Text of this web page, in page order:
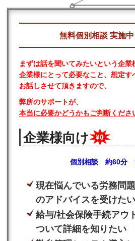
無料個別相談 実施中
まずは話を聞いてみたいという企業
企業様にとって必要なこと、想定
お話しさせて頂きますので、
弊所のサポートが、
本当に必要かどうかもご判断くださ
企業様向け
個別相談 約60分
現在悩んでいる労務問
のアドバイスを受けたい
給与/社会保険手続アウ
ついて詳細を知りたい